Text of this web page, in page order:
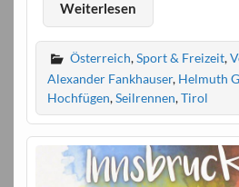
Weiterlesen
Österreich,Sport & Freizeit,
Alexander Fankhauser, Helmuth
Hochfügen,Seilrennen,Tirol